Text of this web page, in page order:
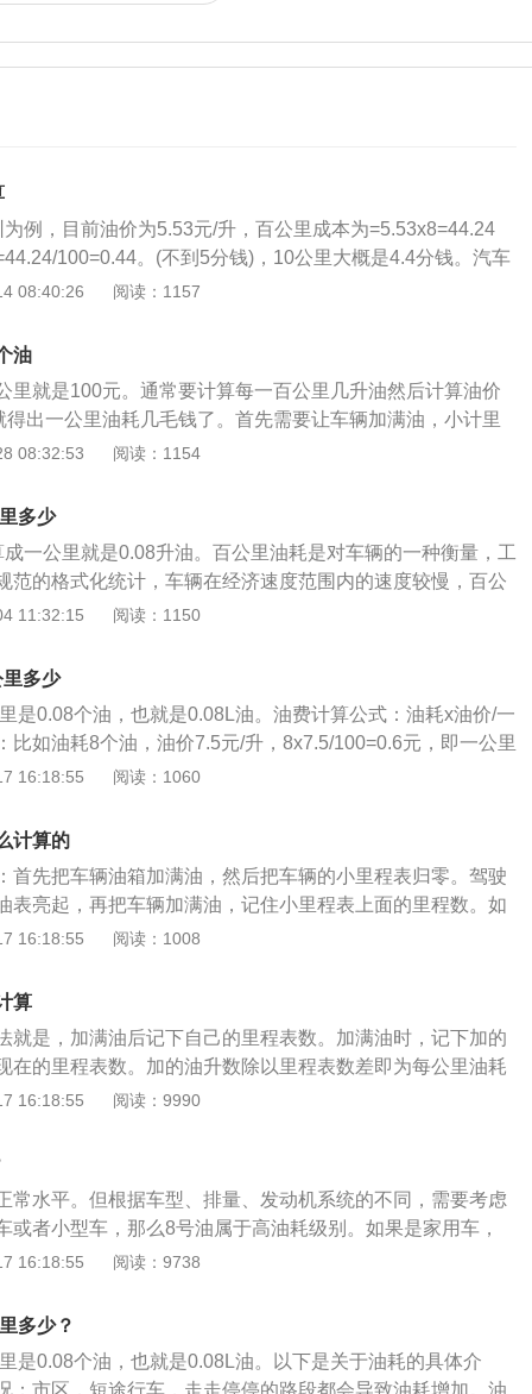
例，目前油价为5.53元/升，百公里成本为=5.53x8=44.24
100=0.44。(不到5分钱)，10公里大概是4.4分钱。汽车
公里(通常是100公里)所消耗的燃油来计算的。比如人们常
惯。比如发动机空长时间转弯、紧急制动、行驶速度忽高忽
以说是“不专业”，驾驶习惯差，导致油耗高。百公里油耗是
耗是格式化统计的标准。车辆在经济速度内行驶越慢，百公
度，反之亦然。如果发动机转速控制在相同的安全转速内，
以每小时油耗计算更准确。每小时油耗计算公式:每百公里油
速度为最高安全速度)。
08:40:26 阅读：1157
油
里就是100元。通常要计算每一百公里几升油然后计算油价
出一公里油耗几毛钱了。首先需要让车辆加满油，小计里
后进行加油，用加油的价格，除以100，就能够得到车
车辆的一百公里油耗，但具体油耗必须自主换算，能够借助
算，只需可以做到目地就可以，依据每一个地区石油价格的
全驾驶车辆方式的不一样。车辆的油耗上边是有的，非常大
车辆处于一个常规的油耗值范畴内，车辆才能一切正常的运
，7.00元/升，100元，就是14.29升，也就是说油耗是是14.2
13.26升/百公里，即13.26个油；如果是95号汽油，8.09元/
升，也就是说油耗是12.36升/百公里，即12.36个油。
08:32:53 阅读：1154
多少
一公里就是0.08升油。百公里油耗是对车辆的一种衡量，工
范的格式化统计，车辆在经济速度范围内的速度较慢，百公
则相反，如果发动机转速控制在相同的安全速度范围内，无
前的发动机的起动质量与油料消耗有直接关系，起动次数越
因此提高起动质量是节约燃油的重要环节。车辆发动后的起
定的影响。汽车平稳起步和均匀加速，比急起步猛然加速要
起步和提速上节约燃油，在车辆起步时应选择抵挡，应平稳
节油经济车速是汽车以直接挡或超速挡形式时，燃油消耗
耗最低。所以汽车在形式中应当用直接档或高速档中速行
耗。
11:32:15 阅读：1150
多少
是0.08个油，也就是0.08L油。油费计算公式：油耗x油价/一
比如油耗8个油，油价7.5元/升，8x7.5/100=0.6元，即一公里
油小窍门：省油诀窍一：保证胎压正常。首先一定要保证
也是非常危险的。省油诀窍二：好的驾驶习惯平时驾驶习惯
量加好一点的汽油，这里所说的好一点的汽油不是说标号比
95号汽油就比92号汽油要好的，所谓的这个标号只是一个辛
于汽车来说适合的才是最好的。比如你的汽车上写着要加92
个发动机的压缩值是不一样的。除此之外，大家在加油的时
石化这种比较大型的正规的加油站，尽量避免去一些小型的
品的质量。省油诀窍四：经常清理积碳爱车使用久了以后就
成损害，从而严重影响汽车安全，并且汽车的排放也会超
16:18:55 阅读：1060
计算的
首先把车辆油箱加满油，然后把车辆的小里程表归零。驾驶
表亮起，再把车辆加满油，记住小里程表上面的里程数。如
车辆行驶了500km，通过加油的流量来除以里程之后再乘以
辆的发动机使用年限，车辆发动机的具体排量，以及日常使
也不能够暴力驾驶，这些都可能影响到车辆的百公里油耗。
16:18:55 阅读：1008
算
就是，加满油后记下自己的里程表数。加满油时，记下加的
在的里程表数。加的油升数除以里程表数差即为每公里油耗
）：俗称汽车在行驶完100公里的耗油量。实际计算油耗的
的公里数清零，加200或300元的油（方便计算），然后继续
灯再度亮起的时候，看一下跑了多少公里，就能算出来一公
16:18:55 阅读：9990
常水平。但根据车型、排量、发动机系统的不同，需要考虑
或者小型车，那么8号油属于高油耗级别。如果是家用车，
果是中型车，油耗很低。汽车油耗高是其驾驶习惯造成的，
碳和油泥。如果不及时清理这些油泥和积碳，汽车的油耗会
汽车火花塞的作用是利用高压电产生电火花点燃混合气。如
降，混合气燃烧不均匀，导致车速变慢，油耗升高。胎压异
16:18:55 阅读：9738
多少？
是0.08个油，也就是0.08L油。以下是关于油耗的具体介